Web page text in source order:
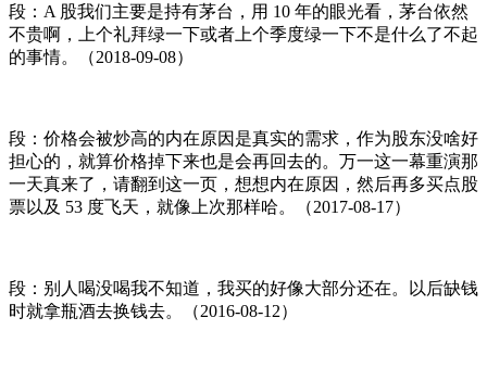
段：A 股我们主要是持有茅台，用 10 年的眼光看，茅台依然
不贵啊，上个礼拜绿一下或者上个季度绿一下不是什么了不起
的事情。（2018-09-08）
段：价格会被炒高的内在原因是真实的需求，作为股东没啥好
担心的，就算价格掉下来也是会再回去的。万一这一幕重演那
一天真来了，请翻到这一页，想想内在原因，然后再多买点股
票以及 53 度飞天，就像上次那样哈。（2017-08-17）
段：别人喝没喝我不知道，我买的好像大部分还在。以后缺钱
时就拿瓶酒去换钱去。（2016-08-12）